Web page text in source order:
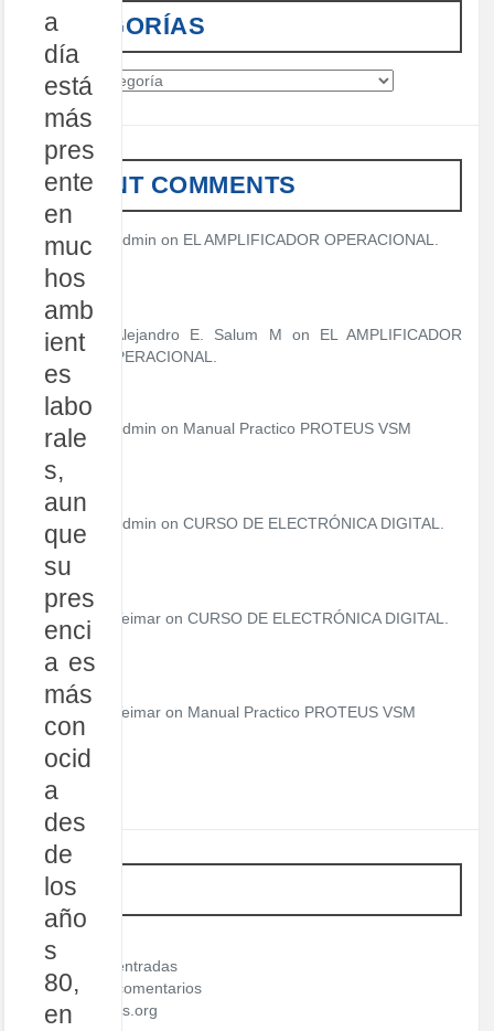
a
día
está
más
pres
ente
en
muc
hos
amb
ient
es
labo
rale
s,
aun
que
su
pres
enci
a es
más
con
ocid
a
des
de
los
año
s
80,
en
CATEGORÍAS
C
RECENT COMMENTS
admin on EL AMPLIFICADOR OPERACIONAL.
Alejandro E. Salum M on EL AMPLIFICADOR
OPERACIONAL.
admin on Manual Practico PROTEUS VSM
admin on CURSO DE ELECTRÓNICA DIGITAL.
Teimar on CURSO DE ELECTRÓNICA DIGITAL.
Teimar on Manual Practico PROTEUS VSM
META
Acceder
Feed de entradas
Feed de comentarios
WordPress.org